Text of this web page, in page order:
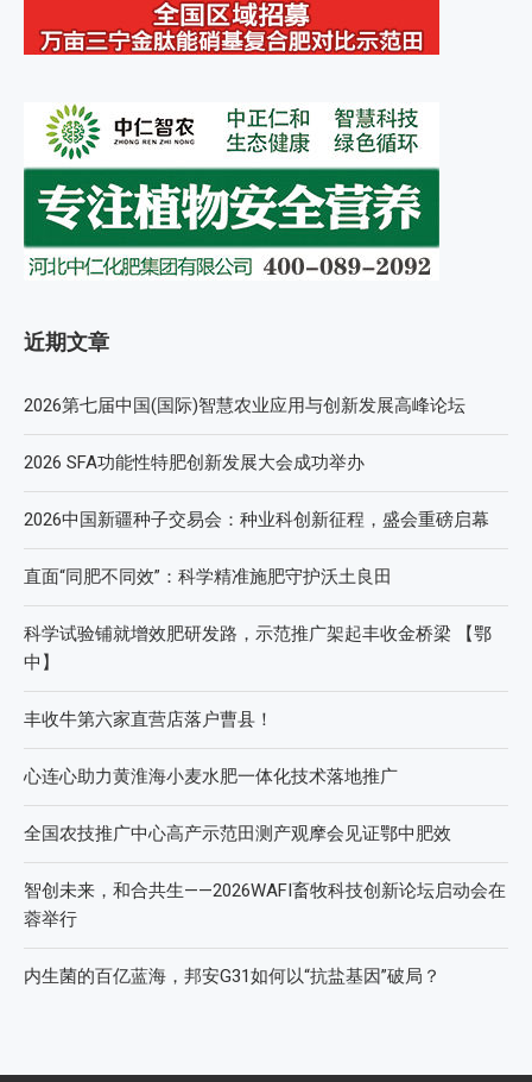
近期文章
2026第七届中国(国际)智慧农业应用与创新发展高峰论坛
2026 SFA功能性特肥创新发展大会成功举办
2026中国新疆种子交易会：种业科创新征程，盛会重磅启幕
直面“同肥不同效”：科学精准施肥守护沃土良田
科学试验铺就增效肥研发路，示范推广架起丰收金桥梁 【鄂
中】
丰收牛第六家直营店落户曹县！
心连心助力黄淮海小麦水肥一体化技术落地推广
全国农技推广中心高产示范田测产观摩会见证鄂中肥效
智创未来，和合共生——2026WAFI畜牧科技创新论坛启动会在
蓉举行
内生菌的百亿蓝海，邦安G31如何以“抗盐基因”破局？